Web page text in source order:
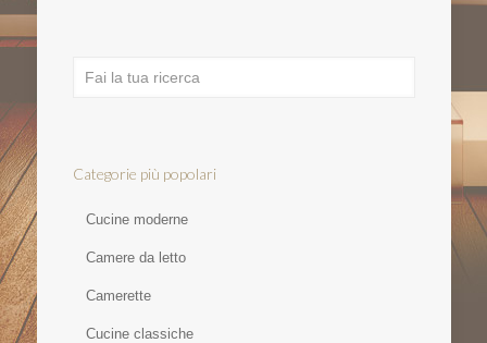
Categorie più popolari
Cucine moderne
Camere da letto
Camerette
Cucine classiche